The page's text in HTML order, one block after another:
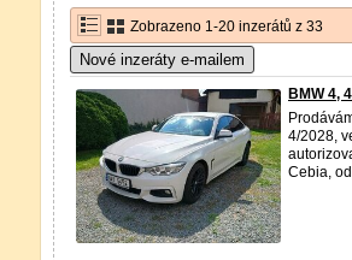
Zobrazeno 1-20 inzerátů z 33
Nové inzeráty e-mailem
BMW 4,
4/2028,
Cebia,